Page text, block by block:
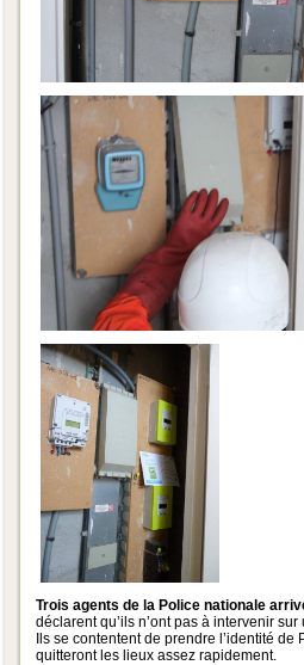
Trois agents de la Police nationale
déclarent qu’ils n’ont pas à intervenir
Ils se contentent de prendre l’identité de
quitteront les lieux assez rapidement.